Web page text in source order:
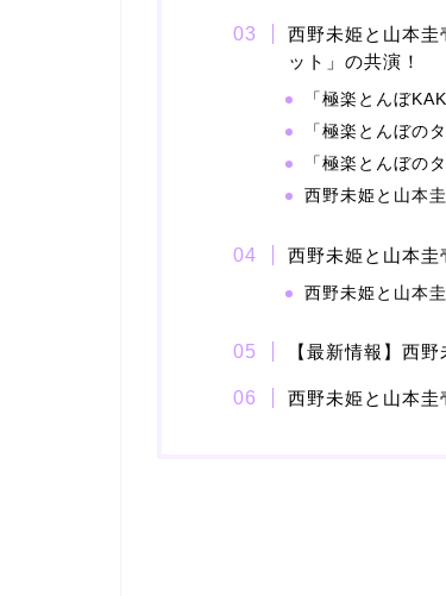
西野未姫と山本圭
ット」の共演！
「極楽とんぼ
「極楽とんぼの
「極楽とんぼの
西野未姫と山本
西野未姫と山本圭
西野未姫と山本
【最新情報】西
西野未姫と山本圭